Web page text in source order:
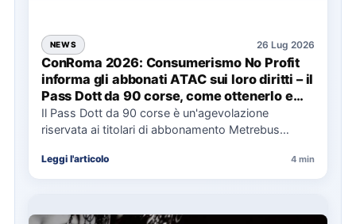
NEWS 26 Lug 2026
ConRoma 2026: Consumerismo No Profit
informa gli abbonati ATAC sui loro diritti – il
Pass Dott da 90 corse, come ottenerlo e
cosa spetta in caso di disservizi
Il Pass Dott da 90 corse è un'agevolazione
riservata ai titolari di abbonamento Metrebus
Leggi l'articolo 4 min